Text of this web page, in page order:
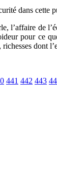
dans cette
l’affaire de
pour ce
richesses dont
441 442 443